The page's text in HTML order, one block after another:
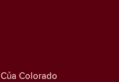
Colorado